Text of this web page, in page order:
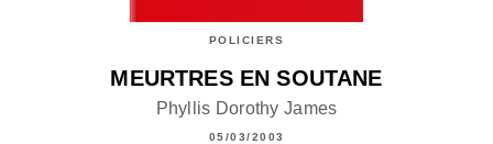
POLICIERS
MEURTRES EN SOUTANE
Phyllis Dorothy James
05/03/2003